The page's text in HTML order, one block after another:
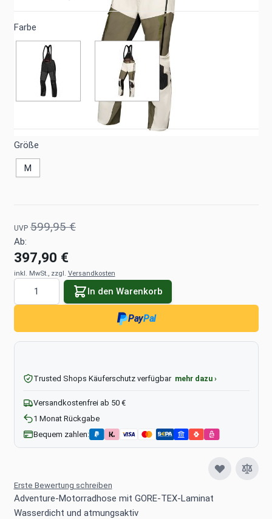
Erste Bewertung schreiben
Adventure-Motorradhose mit GORE-TEX-Laminat
Wasserdicht und atmungsaktiv
Farbe
Größe
M
UVP 599,95 €
Ab:
397,90 €
inkl. MwSt., zzgl. Versandkosten
In den Warenkorb
PayPal
Trusted Shops Käuferschutz verfügbar mehr dazu ›
Versandkostenfrei ab 50 €
1 Monat Rückgabe
Bequem zahlen: